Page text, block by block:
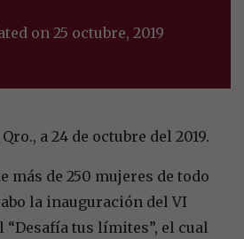
on25 octubre, 2019
a 24 de octubre del 2019.
más de 250 mujeres de todo
la inauguración del VI
“Desafía tus límites”, el cual